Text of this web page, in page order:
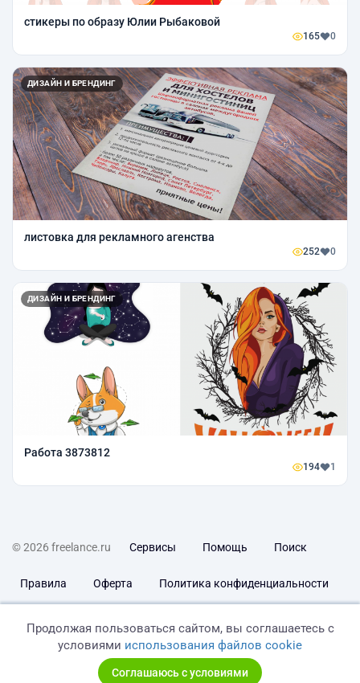
стикеры по образу Юлии Рыбаковой
165 0
ДИЗАЙН И БРЕНДИНГ
листовка для рекламного агенства
252 0
ДИЗАЙН И БРЕНДИНГ
Работа 3873812
194 1
© 2026 freelance.ru Сервисы Помощь Поиск
Правила Оферта Политика конфиденциальности
Продолжая пользоваться сайтом, вы соглашаетесь с
условиями использования файлов cookie
Соглашаюсь с условиями